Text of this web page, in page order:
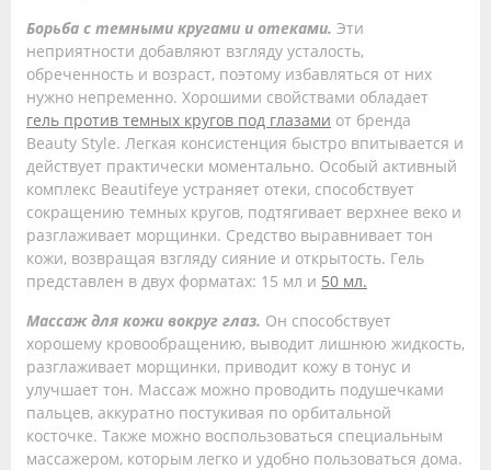
Борьба с темными кругами и отеками. Эти
неприятности добавляют взгляду усталость,
обреченность и возраст, поэтому избавляться от них
нужно непременно. Хорошими свойствами обладает
гель против темных кругов под глазами от бренда
Beauty Style. Легкая консистенция быстро впитывается и
действует практически моментально. Особый активный
комплекс Beautifeye устраняет отеки, способствует
сокращению темных кругов, подтягивает верхнее веко и
разглаживает морщинки. Средство выравнивает тон
кожи, возвращая взгляду сияние и открытость. Гель
представлен в двух форматах: 15 мл и 50 мл.
Массаж для кожи вокруг глаз. Он способствует
хорошему кровообращению, выводит лишнюю жидкость,
разглаживает морщинки, приводит кожу в тонус и
улучшает тон. Массаж можно проводить подушечками
пальцев, аккуратно постукивая по орбитальной
косточке. Также можно воспользоваться специальным
массажером, которым легко и удобно пользоваться дома.